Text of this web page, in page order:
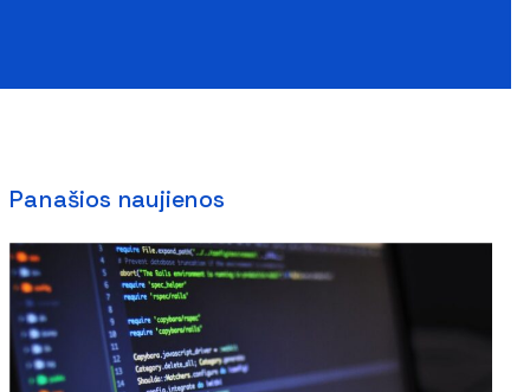
Panašios naujienos